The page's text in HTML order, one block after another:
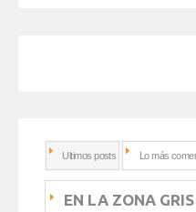
Ultimos posts Lo más
EN LA ZONA